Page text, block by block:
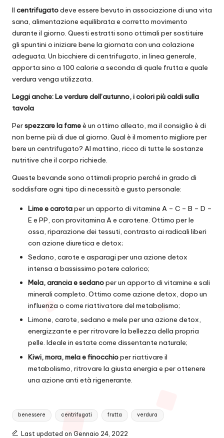
Il centrifugatodeve essere bevuto in associazione di una vita
sana, alimentazione equilibrata e corretto movimento
durante il giorno. Questi estratti sono ottimali per sostituire
gli spuntini o iniziare bene la giornata con una colazione
adeguata. Un bicchiere di centrifugato, in linea generale,
apporta sino a 100 calorie a seconda di quale frutta e quale
verdura venga utilizzata.
Leggi anche:Le verdure dell’autunno, i colori più caldi sulla
tavola
Perspezzare la fameè un ottimo alleato, ma il consiglio è di
non berne più di due al giorno. Qual è il momento migliore per
bere un centrifugato? Al mattino, ricco di tutte le sostanze
nutritive che il corpo richiede.
Queste bevande sono ottimali proprio perché in grado di
soddisfare ogni tipo di necessità e gusto personale:
Lime e carotaper un apporto di vitamine A – C – B – D –
E e PP, con provitamina A e carotene. Ottimo per le
ossa, riparazione dei tessuti, contrasto ai radicali liberi
con azione diuretica e detox;
Sedano, carote e asparagi per una azione detox
intensa a bassissimo potere calorico;
Mela, arancia e sedanoper un apporto di vitamine e sali
minerali completo. Ottimo come azione detox, dopo un
influenza o come riattivatore del metabolismo;
Limone, carote, sedano e mele per una azione detox,
energizzante e per ritrovare la bellezza della propria
pelle. Ideale in estate come dissentante naturale;
Kiwi, mora, mela e finocchioper riattivare il
metabolismo, ritrovare la giusta energia e per ottenere
una azione anti età rigenerante.
Tags:
benessere centrifugati frutta verdura
Last updated on Gennaio 24, 2022